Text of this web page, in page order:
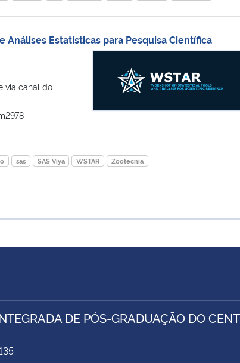
Análises Estatísticas para Pesquisa Científica
via canal do
I Workshop sobre Ferramentas e
sas SAS Viya WSTAR Zootecnia
DE PÓS-GRADUAÇÃO DO